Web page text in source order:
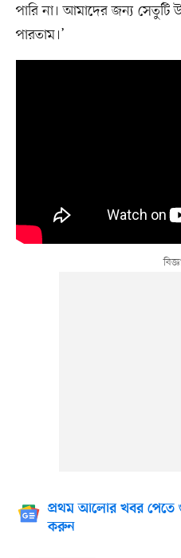
পারি না। আমাদের জন্য সেতুটি
পারতাম।’
প্রথম আলোর খবর পেতে
করুন